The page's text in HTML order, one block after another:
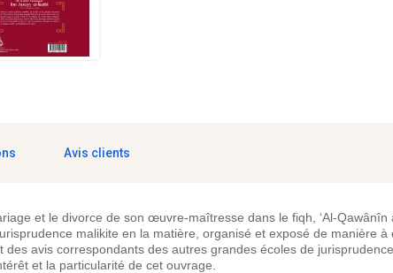
Avis clients
et le divorce de son œuvre-maîtresse dans le fiqh, ‘Al-Qawânîn
malikite en la matière, organisé et exposé de manière
des avis correspondants des autres grandes écoles de
et la particularité de cet ouvrage.